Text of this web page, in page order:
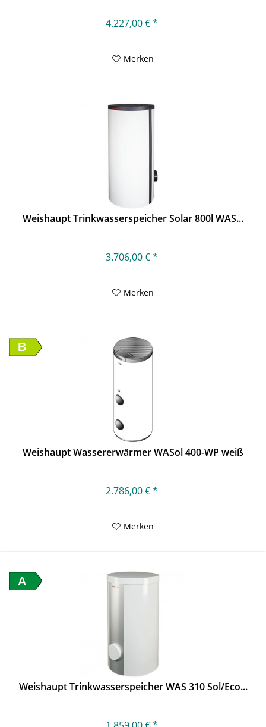
4.227,00 € *
Merken
Weishaupt Trinkwasserspeicher Solar 800l WAS...
3.706,00 € *
Merken
B
Weishaupt Wassererwärmer WASol 400-WP weiß
2.786,00 € *
Merken
A
Weishaupt Trinkwasserspeicher WAS 310 Sol/Eco...